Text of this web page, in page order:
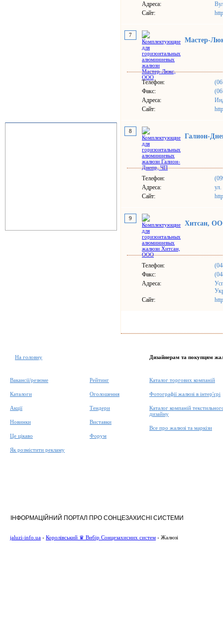
Адреса:
Сайт:
7
Мастер-
Телефон:
Факс:
Адреса:
Сайт:
8
Галион-
Телефон:
Адреса:
Сайт:
9
Хитсан,
Телефон:
Факс:
Адреса:
Сайт:
На головну
Вакансії/резюме
Каталоги
Акції
Новинки
Це цікаво
Як розмістити рекламу
Рейтинг
Оголошення
Тендери
Виставки
Форум
Дизайнерам та покупцям
Каталог торгових компаній
Фотографії жалюзі в інтер'єрі
Каталог компаній
дизайну
Все про жалюзі та маркізи
ІНФОРМАЦІЙНИЙ ПОРТАЛ ПРО СОНЦЕЗАХИСНІ СИСТЕМИ
jaluzi-info.ua › Королівський ♛ Вибір Сонцезахисних систем › Жалюзі